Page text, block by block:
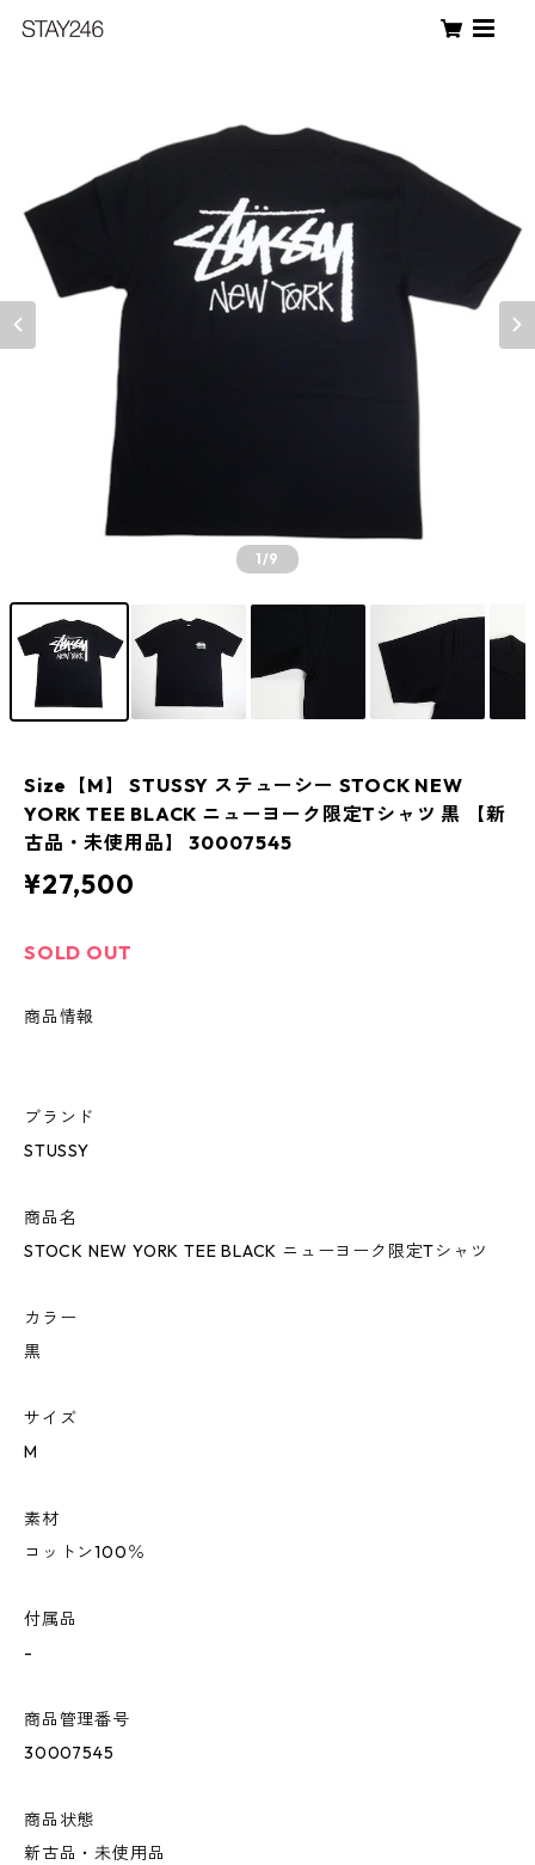
1/9
Size【M】 STUSSY ステューシー STOCK NEW
YORK TEE BLACK ニューヨーク限定Tシャツ 黒 【新
古品・未使用品】 30007545
¥27,500
SOLD OUT
商品情報
ブランド
STUSSY
商品名
STOCK NEW YORK TEE BLACK ニューヨーク限定Tシャツ
カラー
黒
サイズ
M
素材
コットン100％
付属品
-
商品管理番号
30007545
商品状態
新古品・未使用品